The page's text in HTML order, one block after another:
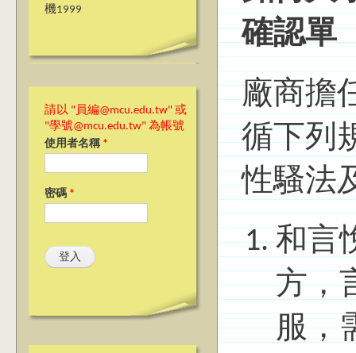
機1999
請以 "員編@mcu.edu.tw" 或
"學號@mcu.edu.tw" 為帳號
使用者名稱 *
密碼 *
確認單
廠商擔
循下列
性騷法
和言
方，
服，